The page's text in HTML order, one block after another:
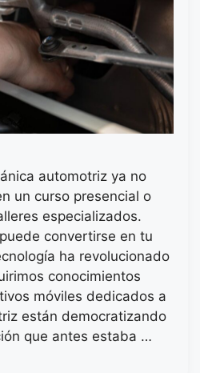
automotriz ya no
un curso presencial o
especializados.
convertirse en tu
ha revolucionado
conocimientos
móviles dedicados a
están democratizando
que antes estaba …